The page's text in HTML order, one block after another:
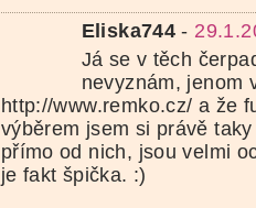
Eliska744 -
Já se v těch
nevyznám, jenom
http://www.remko.cz/ a že
výběrem jsem si právě
přímo od nich, jsou velmi
je fakt špička. :)